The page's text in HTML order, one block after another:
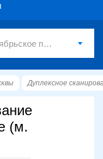
Дуплексное
(м.